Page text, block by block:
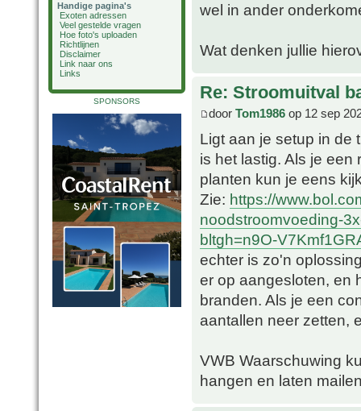
Handige pagina's
Exoten adressen
Veel gestelde vragen
Hoe foto's uploaden
Richtlijnen
Disclaimer
Link naar ons
Links
SPONSORS
wel in ander
Wat denken jullie
Re: Stroomuitval
door Tom1986 op 12 sep
Ligt aan je setup in de
is het lastig. Als je een
planten kun je eens
Zie: https://
noodstroomvoeding-
bltgh=n9O-
echter is zo'n
er op aangesloten, en
branden. Als je een
aantallen neer zetten,
VWB Waarschuwing
hangen en laten